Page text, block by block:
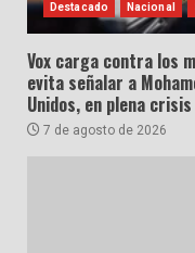
Destacado Nacional
Vox carga contra los
evita señalar a
Unidos, en plena
7 de agosto de 2026